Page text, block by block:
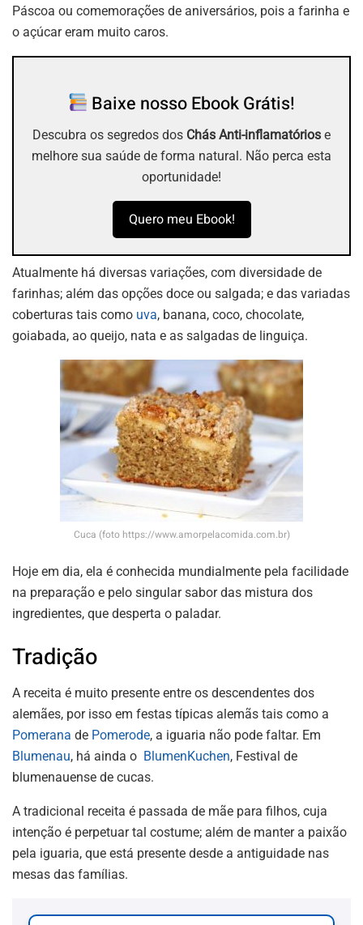
Páscoa ou comemorações de aniversários, pois a farinha e
o açúcar eram muito caros.
Baixe nosso Ebook Grátis!
Descubra os segredos dos Chás Anti-inflamatórios e
melhore sua saúde de forma natural. Não perca esta
oportunidade!
Quero meu Ebook!
Atualmente há diversas variações, com diversidade de
farinhas; além das opções doce ou salgada; e das variadas
coberturas tais como uva, banana, coco, chocolate,
goiabada, ao queijo, nata e as salgadas de linguiça.
Cuca (foto https://www.amorpelacomida.com.br)
Hoje em dia, ela é conhecida mundialmente pela facilidade
na preparação e pelo singular sabor das mistura dos
ingredientes, que desperta o paladar.
Tradição
A receita é muito presente entre os descendentes dos
alemães, por isso em festas típicas alemãs tais como a
Pomerana de Pomerode, a iguaria não pode faltar. Em
Blumenau, há ainda o BlumenKuchen, Festival de
blumenauense de cucas.
A tradicional receita é passada de mãe para filhos, cuja
intenção é perpetuar tal costume; além de manter a paixão
pela iguaria, que está presente desde a antiguidade nas
mesas das famílias.